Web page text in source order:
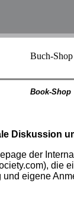
Buch-Shop
Book-Shop
Diskussion
der
die
und eigene